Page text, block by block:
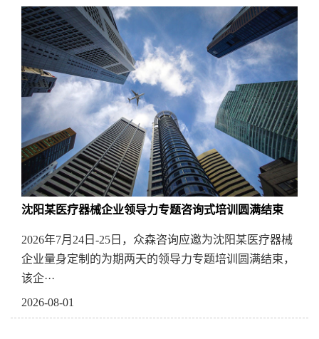
沈阳某医疗器械企业领导力专题咨询式培训圆满结束
2026年7月24日-25日，众森咨询应邀为沈阳某医疗器械
企业量身定制的为期两天的领导力专题培训圆满结束，
该企···
2026-08-01